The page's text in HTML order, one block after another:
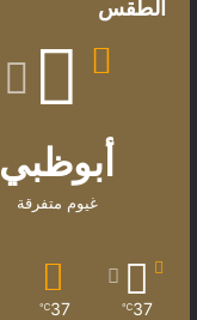
الطقس
أبوظبي
غيوم متفرقة
37
℃
37
℃